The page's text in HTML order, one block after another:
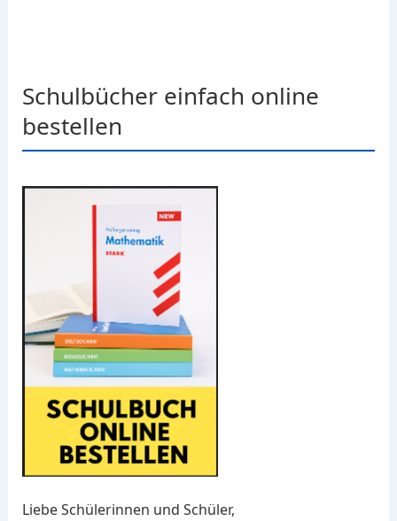
Schulbücher einfach online
bestellen
Liebe Schülerinnen und Schüler,